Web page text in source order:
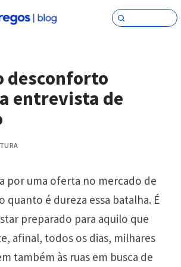
desconforto
entrevista de
por uma oferta no mercado de
quanto é dureza essa batalha. É
preparado para aquilo que
afinal, todos os dias, milhares
também às ruas em busca de